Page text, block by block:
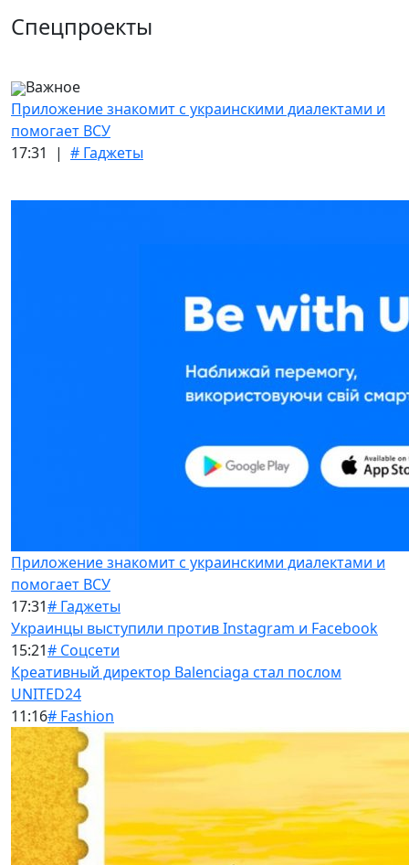
Спецпроекты
Важное
Приложение знакомит с украинскими диалектами и
помогает ВСУ
17:31 | # Гаджеты
Приложение знакомит с украинскими диалектами и
помогает ВСУ
17:31# Гаджеты
Украинцы выступили против Instagram и Facebook
15:21# Соцсети
Креативный директор Balenciaga стал послом
UNITED24
11:16# Fashion